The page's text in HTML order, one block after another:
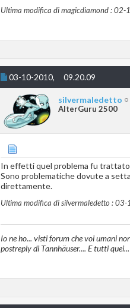
Ultima modifica di magicdiamond :
03-10-2010, 09.20.09
silvermaledetto
AlterGuru 2500
In effetti quel problema fu trattato
Sono problematiche dovute a
direttamente.
Ultima modifica di silvermaledetto :
Io ne ho... visti forum che voi umani
postreply di Tannhäuser.... E tutti